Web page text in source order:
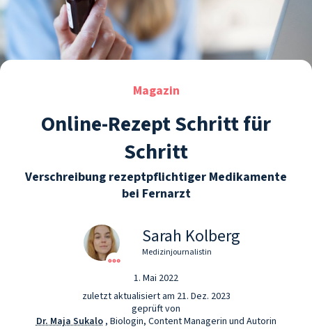
Magazin
Online-Rezept Schritt für
Schritt
Verschreibung rezeptpflichtiger Medikamente
bei Fernarzt
Sarah Kolberg
Medizinjournalistin
1. Mai 2022
zuletzt aktualisiert am 21. Dez. 2023
geprüft von
Dr. Maja Sukalo, Biologin, Content Managerin und Autorin